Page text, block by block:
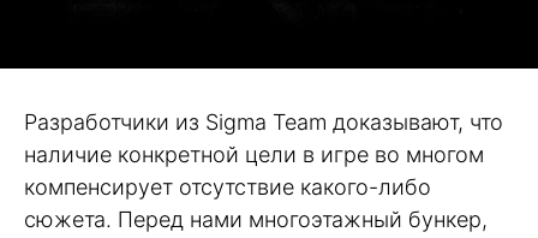
Разработчики из Sigma Team доказывают, что
наличие конкретной цели в игре во многом
компенсирует отсутствие какого-либо
сюжета. Перед нами многоэтажный бункер,